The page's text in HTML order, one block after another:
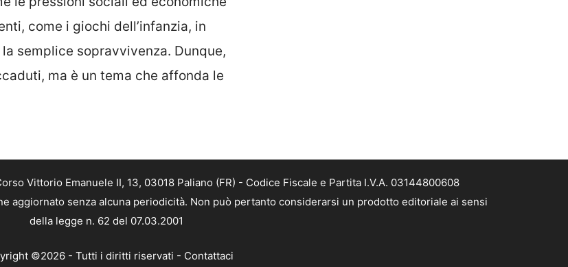
come i giochi dell’infanzia, in
semplice sopravvivenza. Dunque,
ma è un tema che affonda le
Vittorio Emanuele II, 13, 03018 Paliano (FR) - Codice Fiscale e Partita I.V.A. 03144800608
aggiornato senza alcuna periodicità. Non può pertanto considerarsi un prodotto editoriale ai sensi
della legge n. 62 del 07.03.2001
©2026 - Tutti i diritti riservati - Contattaci